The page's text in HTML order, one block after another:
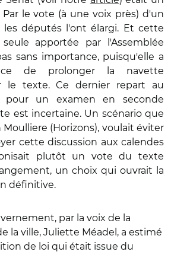
le vote (à une voix près) d'un
les députés l'ont élargi. Et cette
apportée par l'Assemblée
sans importance, puisqu'elle a
de prolonger la navette
le texte. Ce dernier repart au
pour un examen en seconde
est incertaine. Un scénario que
Moulliere (Horizons), voulait éviter
cette discussion aux calendes
plutôt un vote du texte
un choix qui ouvrait la
définitive.
par la voix de la
la ville, Juliette Méadel, a estimé
de loi qui était issue du